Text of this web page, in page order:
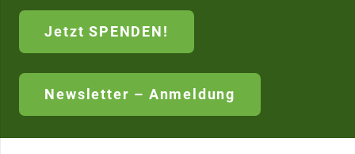
Jetzt SPENDEN!
Newsletter – Anmeldung